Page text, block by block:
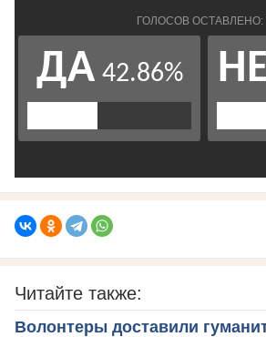
Читайте также:
Волонтеры доставили